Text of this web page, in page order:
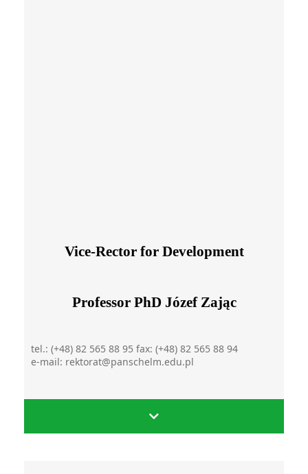
Vice-Rector for Development
Professor PhD Józef Zając
tel.: (+48) 82 565 88 95 fax: (+48) 82 565 88 94
e-mail: rektorat@panschelm.edu.pl